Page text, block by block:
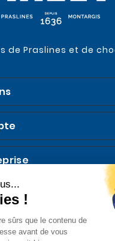
de Praslines et de
vous à la